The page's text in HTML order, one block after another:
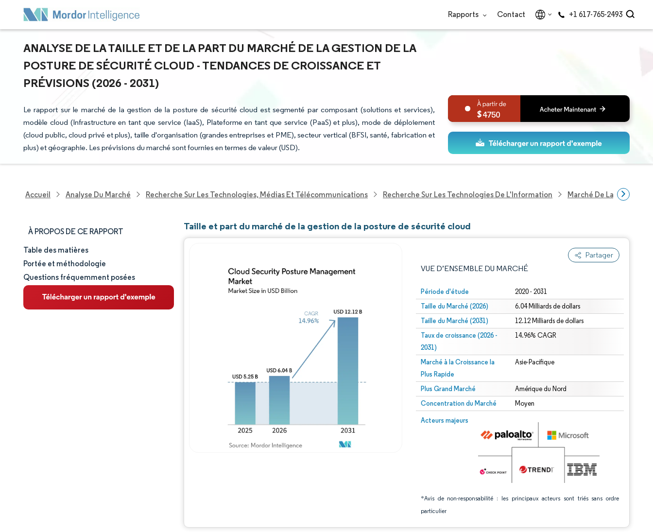
Rapports Contact +1 617-765-2493
ANALYSE DE LA TAILLE ET DE LA PART DU MARCHÉ DE LA GESTION DE LA
POSTURE DE SÉCURITÉ CLOUD - TENDANCES DE CROISSANCE ET
PRÉVISIONS (2026 - 2031)
Le rapport sur le marché de la gestion de la posture de sécurité cloud est segmenté par composant (solutions et services),
modèle cloud (Infrastructure en tant que service (IaaS), Plateforme en tant que service (PaaS) et plus), mode de déploiement
(cloud public, cloud privé et plus), taille d'organisation (grandes entreprises et PME), secteur vertical (BFSI, santé, fabrication et
plus) et géographie. Les prévisions du marché sont fournies en termes de valeur (USD).
4750
Accueil Analyse Du Marché Recherche Sur Les Technologies, Médias Et Télécommunications Recherche Sur Les Technologies De L'Information Marché De La Gestion
À PROPOS DE CE RAPPORT
Taille et part de marché
Analyse du marché
Tendances et perspectives
Table des matières
Portée et méthodologie
Questions fréquemment posées
Taille et part du marché de la gestion de la posture de sécurité cloud
Partager
VUE D’ENSEMBLE DU MARCHÉ
Période d'étude 2020 - 2031
Taille du Marché (2026) 6.04 Milliards de dollars
Taille du Marché (2031) 12.12 Milliards de dollars
Taux de croissance (2026 -
2031)
14.96% CAGR
Marché à la Croissance la
Plus Rapide
Asie-Pacifique
Plus Grand Marché Amérique du Nord
Concentration du Marché Moyen
Acteurs majeurs
*Avis de non-responsabilité : les principaux acteurs sont triés sans ordre
particulier
Image © Mordor Intelligence. La réutilisation nécessite une attribution sous CC BY 4.0.
Image © Mordor Intelligence. La réutilisation nécessite une attribution sous CC BY 4.0.